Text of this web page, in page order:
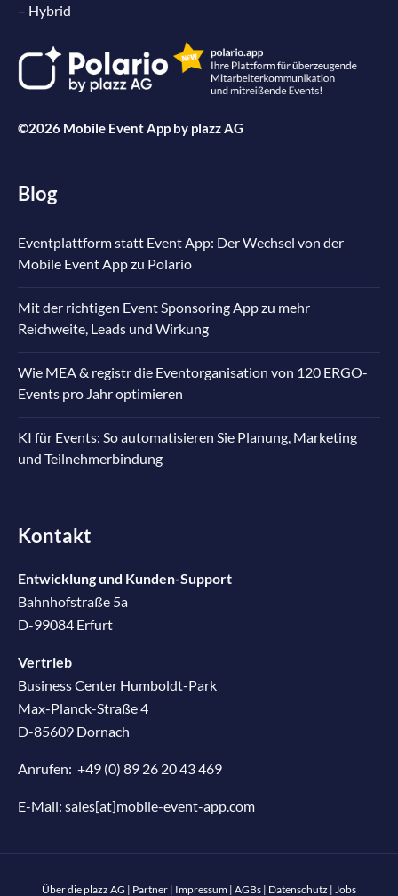
– Hybrid
©2026 Mobile Event App by plazz AG
Blog
Eventplattform statt Event App: Der Wechsel von der
Mobile Event App zu Polario
Mit der richtigen Event Sponsoring App zu mehr
Reichweite, Leads und Wirkung
Wie MEA & registr die Eventorganisation von 120 ERGO-
Events pro Jahr optimieren
KI für Events: So automatisieren Sie Planung, Marketing
und Teilnehmerbindung
Kontakt
Entwicklung und Kunden-Support
Bahnhofstraße 5a
D-99084 Erfurt
Vertrieb
Business Center Humboldt-Park
Max-Planck-Straße 4
D-85609 Dornach
Anrufen: +49 (0) 89 26 20 43 469
E-Mail: sales[at]mobile-event-app.com
Über die plazz AG | Partner | Impressum | AGBs | Datenschutz | Jobs